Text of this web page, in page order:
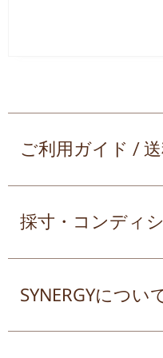
ご利用ガイド /
採寸・コンディ
SYNERGYについ